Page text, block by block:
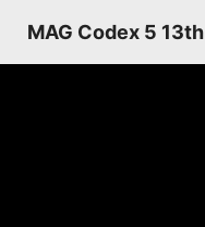
MAG Codex 5 13th